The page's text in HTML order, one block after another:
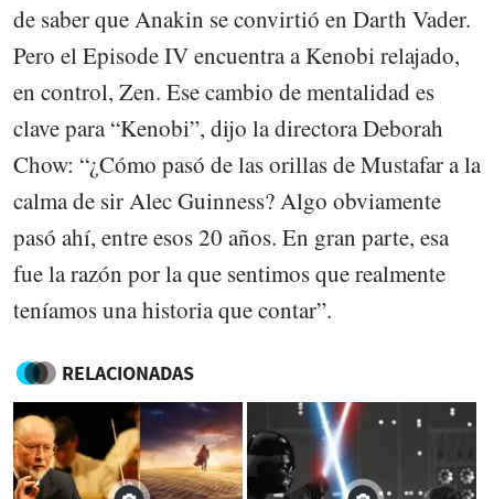
de saber que Anakin se convirtió en Darth Vader.
Pero el Episode IV encuentra a Kenobi relajado,
en control, Zen. Ese cambio de mentalidad es
clave para “Kenobi”, dijo la directora Deborah
Chow: “¿Cómo pasó de las orillas de Mustafar a la
calma de sir Alec Guinness? Algo obviamente
pasó ahí, entre esos 20 años. En gran parte, esa
fue la razón por la que sentimos que realmente
teníamos una historia que contar”.
RELACIONADAS